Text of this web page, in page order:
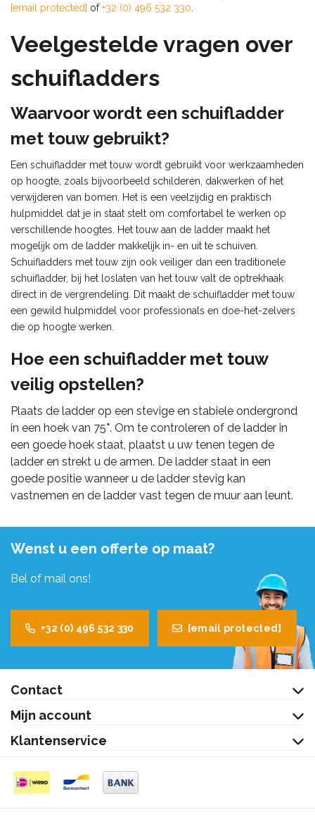
[email protected] of+32 (0) 496 532 330
Veelgestelde vragen over
schuifladders
Waarvoor wordt een schuifladder
met touw gebruikt?
Een schuifladder met touw wordt gebruikt voor werkzaamheden
op hoogte, zoals bijvoorbeeld schilderen, dakwerken of het
verwijderen van bomen. Het is een veelzijdig en praktisch
hulpmiddel dat je in staat stelt om comfortabel te werken op
verschillende hoogtes. Het touw aan de ladder maakt het
mogelijk om de ladder makkelijk in- en uit te schuiven.
Schuifladders met touw zijn ook veiliger dan een traditionele
schuifladder, bij het loslaten van het touw valt de optrekhaak
direct in de vergrendeling. Dit maakt de schuifladder met touw
een gewild hulpmiddel voor professionals en doe-het-zelvers
die op hoogte werken.
Hoe een schuifladder met touw
veilig opstellen?
Plaats de ladder op een stevige en stabiele ondergrond
in een hoek van 75°. Om te controleren of de ladder in
een goede hoek staat, plaatst u uw tenen tegen de
ladder en strekt u de armen. De ladder staat in een
goede positie wanneer u de ladder stevig kan
vastnemen en de ladder vast tegen de muur aan leunt.
Wenst u een offerte op maat?
Bel of mail ons!
+32 (0) 496 532 330 [email protected]
Contact
Mijn account
Klantenservice